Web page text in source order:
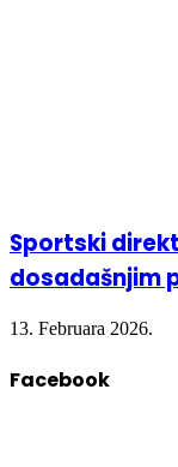
Sportski
dosadašnjim
13. Februara 2026.
Facebook